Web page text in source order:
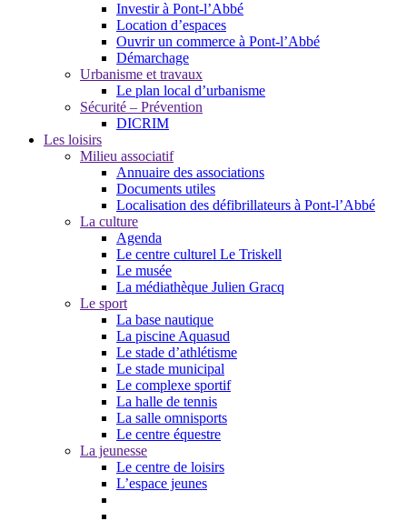
Investir à Pont-l’Abbé
Location d’espaces
Ouvrir un commerce à Pont-l’Abbé
Démarchage
Urbanisme et travaux
Le plan local d’urbanisme
Sécurité – Prévention
DICRIM
Les loisirs
Milieu associatif
Annuaire des associations
Documents utiles
Localisation des défibrillateurs à Pont-l’Abbé
La culture
Agenda
Le centre culturel Le Triskell
Le musée
La médiathèque Julien Gracq
Le sport
La base nautique
La piscine Aquasud
Le stade d’athlétisme
Le stade municipal
Le complexe sportif
La halle de tennis
La salle omnisports
Le centre équestre
La jeunesse
Le centre de loisirs
L’espace jeunes